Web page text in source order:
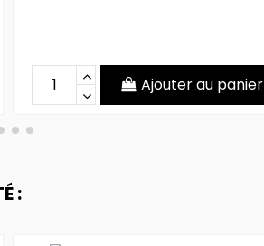
Ajouter au panier
: